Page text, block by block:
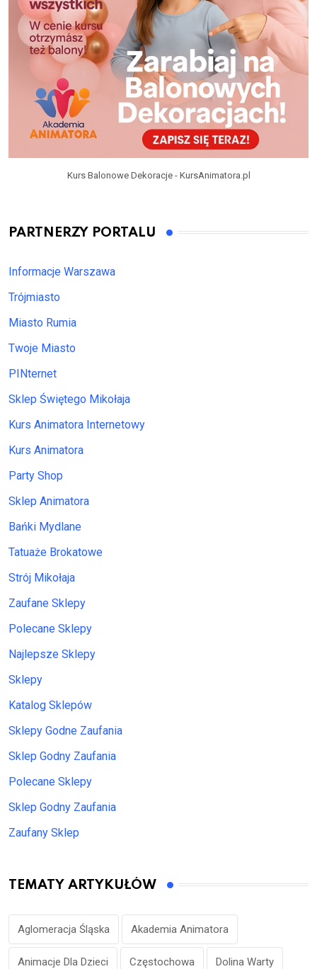
Kurs Balonowe Dekoracje - KursAnimatora.pl
PARTNERZY PORTALU
Informacje Warszawa
Trójmiasto
Miasto Rumia
Twoje Miasto
PINternet
Sklep Świętego Mikołaja
Kurs Animatora Internetowy
Kurs Animatora
Party Shop
Sklep Animatora
Bańki Mydlane
Tatuaże Brokatowe
Strój Mikołaja
Zaufane Sklepy
Polecane Sklepy
Najlepsze Sklepy
Sklepy
Katalog Sklepów
Sklepy Godne Zaufania
Sklep Godny Zaufania
Polecane Sklepy
Sklep Godny Zaufania
Zaufany Sklep
TEMATY ARTYKUŁÓW
Aglomeracja Śląska Akademia Animatora
Animacje Dla Dzieci Częstochowa Dolina Warty